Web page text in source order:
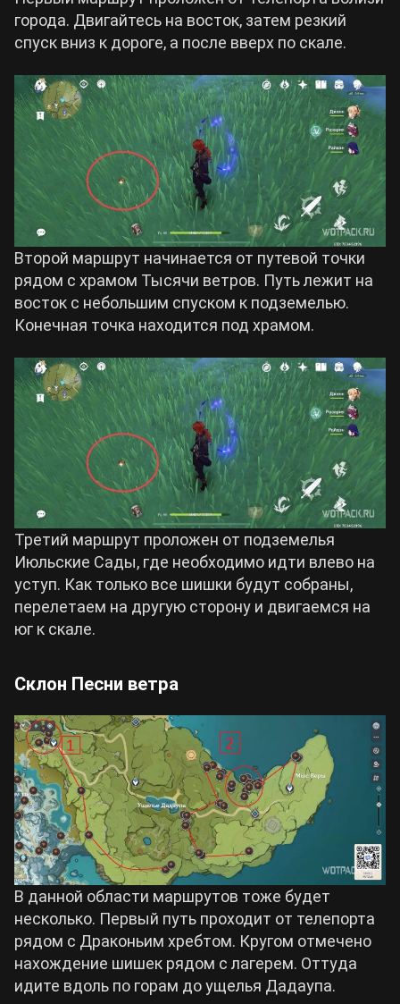
города. Двигайтесь на восток, затем резкий
спуск вниз к дороге, а после вверх по скале.
Второй маршрут начинается от путевой точки
рядом с храмом Тысячи ветров. Путь лежит на
восток с небольшим спуском к подземелью.
Конечная точка находится под храмом.
Третий маршрут проложен от подземелья
Июльские Сады, где необходимо идти влево на
уступ. Как только все шишки будут собраны,
перелетаем на другую сторону и двигаемся на
юг к скале.
Склон Песни ветра
В данной области маршрутов тоже будет
несколько. Первый путь проходит от телепорта
рядом с Драконьим хребтом. Кругом отмечено
нахождение шишек рядом с лагерем. Оттуда
идите вдоль по горам до ущелья Дадаупа.